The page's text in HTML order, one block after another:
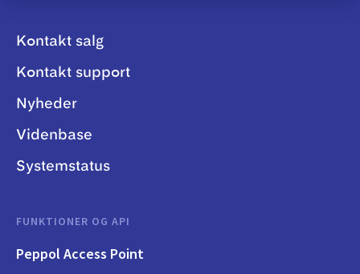
Kontakt salg
Kontakt support
Nyheder
Videnbase
Systemstatus
FUNKTIONER OG API
Peppol Access Point